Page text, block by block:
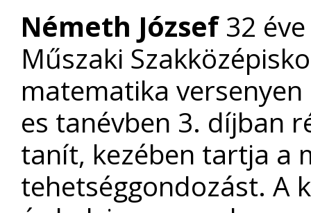
Németh József32 éve
Műszaki
matematika
es tanévben 3. díjban
tanít, kezében tartja a
tehetséggondozást. A